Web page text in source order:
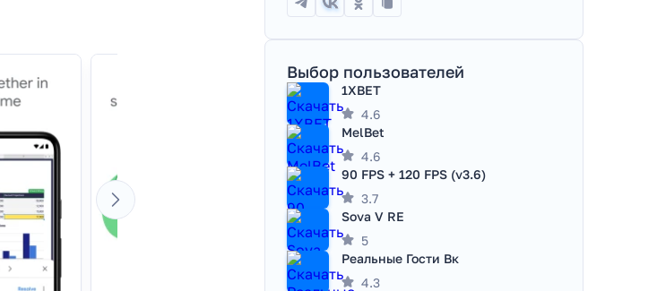
Выбор пользователей
1XBET
4.6
MelBet
4.6
90 FPS + 120 FPS (v3.6)
3.7
Sova V RE
5
Реальные Гости Вк
4.3